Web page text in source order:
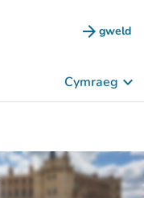
arrow_forward gweld
(tab
Cymraeg keyboard_arrow_down